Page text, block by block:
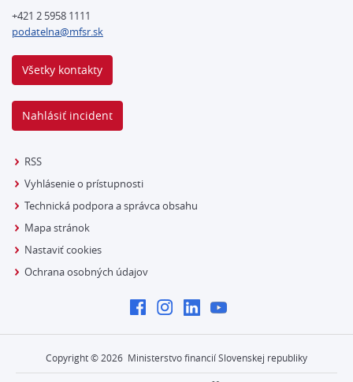
+421 2 5958 1111
podatelna@mfsr.sk
Všetky kontakty
Nahlásiť incident
RSS
Vyhlásenie o prístupnosti
Technická podpora a správca obsahu
Mapa stránok
Nastaviť cookies
Ochrana osobných údajov
Copyright © 2026 Ministerstvo financií Slovenskej republiky